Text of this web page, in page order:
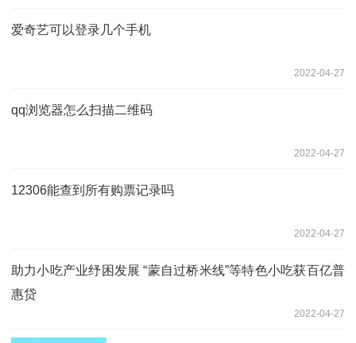
爱奇艺可以登录几个手机
2022-04-27
qq浏览器怎么扫描二维码
2022-04-27
12306能查到所有购票记录吗
2022-04-27
助力小吃产业纾困发展 “蒙自过桥米线”等特色小吃获百亿普
惠贷
2022-04-27